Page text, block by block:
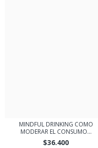
MINDFUL DRINKING COMO
MODERAR EL CONSUMO...
$36.400